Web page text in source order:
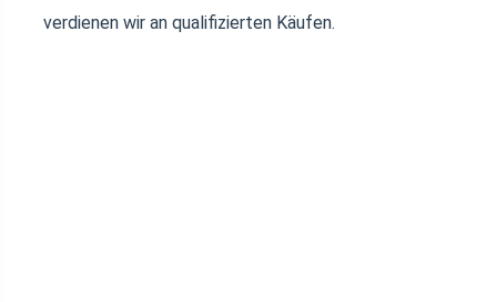
verdienen wir an qualifizierten Käufen.